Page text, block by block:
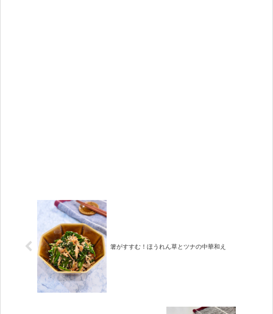
箸がすすむ！ほうれん草とツナの中華和え